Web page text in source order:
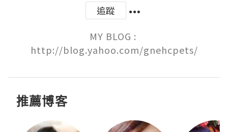
追蹤
MY BLOG :
http://blog.yahoo.com/gnehcpets/
推薦博客